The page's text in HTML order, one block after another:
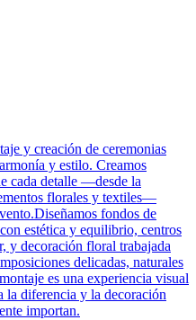
y creación de ceremonias
y estilo. Creamos
cada detalle —desde la
florales y textiles—
fondos de
estética y equilibrio, centros
y decoración floral trabajada
delicadas, naturales
es una experiencia visual
la diferencia y la decoración
importan.